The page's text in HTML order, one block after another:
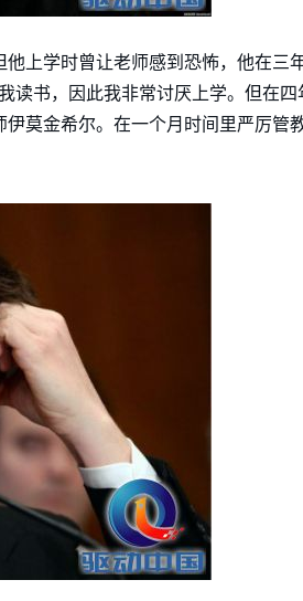
上学时曾让老师感到恐怖，他在三
读书，因此我非常讨厌上学。但在
莫金希尔。在一个月时间里严厉管